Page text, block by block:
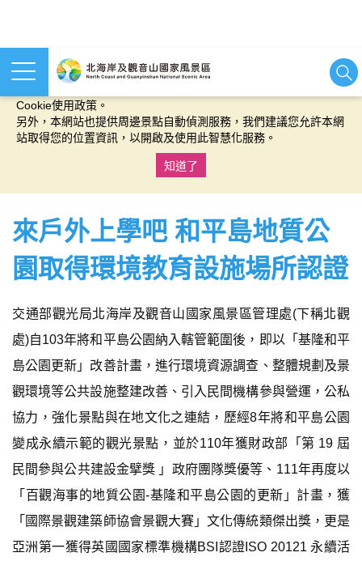
本網站使用cookies等相關技術以持續優化網站服務，並有助於為
Cookie使用政策。
另外，本網站也提供周邊景點自動偵測服務，我們建議您允許本網
站取得您的位置資訊，以開啟及使用此智慧化服務。
知道了
來戶外上學吧 和平島地質公
園取得環境教育設施場所認證
交通部觀光局北海岸及觀音山國家風景區管理處(下稱北觀
處)自103年將和平島公園納入轄管範圍後，即以「基隆和平
島公園更新」改善計畫，進行環境資源調查、整體規劃及景
觀環境等公共設施整建改善、引入民間機構參與營運，公私
協力，強化景點與在地文化之連結，歷經8年將和平島公園
變成永續示範的觀光景點，並於110年獲財政部「第 19 屆
民間參與公共建設金擘獎 」政府團隊獎優等、111年再度以
「百觀海事的地質公園-基隆和平島公園的更新」計畫，獲
「國際景觀建築師協會景觀大賽」文化傳統類傑出獎，更是
亞洲第一獲得英國國家標準機構BSI認證ISO 20121 永續活